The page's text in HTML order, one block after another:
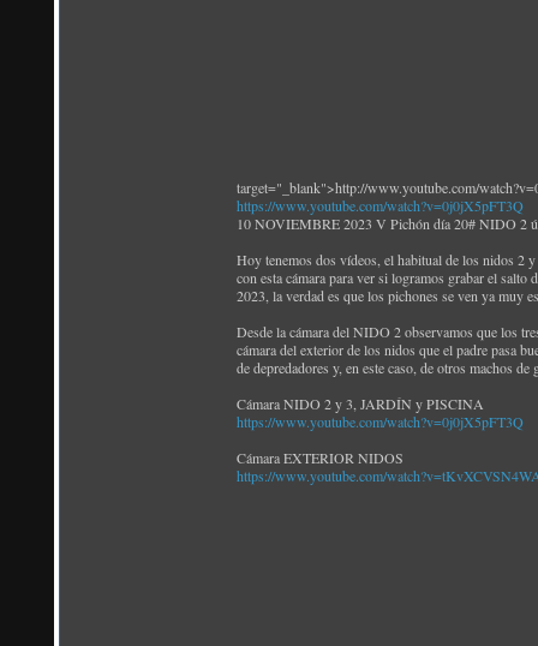
target="_blank">http://www.youtube.com/
https://www.youtube.com/watch?v=0j0jX5pFT3Q
10 NOVIEMBRE 2023 V Pichón día 20# NIDO 2
Hoy tenemos dos vídeos, el habitual de los nidos 2
con esta cámara para ver si logramos grabar el
2023, la verdad es que los pichones se ven ya muy
Desde la cámara del NIDO 2 observamos que los
cámara del exterior de los nidos que el padre pasa
de depredadores y, en este caso, de otros machos
Cámara NIDO 2 y 3, JARDÍN y PISCINA
https://www.youtube.com/watch?v=0j0jX5pFT3Q
Cámara EXTERIOR NIDOS
https://www.youtube.com/